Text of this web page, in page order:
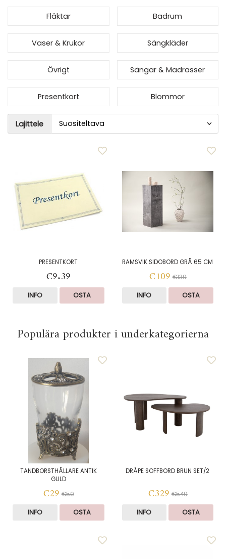
Fläktar Badrum
Vaser & Krukor Sängkläder
Övrigt Sängar & Madrasser
Presentkort Blommor
Lajittele
PRESENTKORT
€9.39
INFO OSTA
RAMSVIK SIDOBORD GRÅ 65 CM
€109 €139
INFO OSTA
Populära produkter i underkategorierna
TANDBORSTHÅLLARE ANTIK
GULD
€29 €59
INFO OSTA
DRÅPE SOFFBORD BRUN SET/2
€329 €549
INFO OSTA